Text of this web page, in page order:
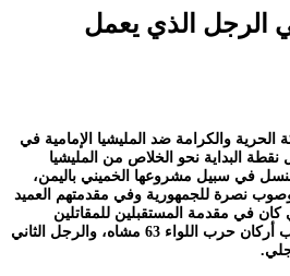
الرجل الذي يعمل
والكرامة ضد المليشيا الإمامية في
البداية نحو الخلاص من المليشيا
في سبيل مشروعها الخميني باليمن،
نصرة للجمهورية وفي مقدمتهم العميد
في مقدمة المستقبلين للمقاتلين
الأبطال وكان يشغل حينها منصب أركان حرب اللواء 63 مشاه، والرجل الثاني